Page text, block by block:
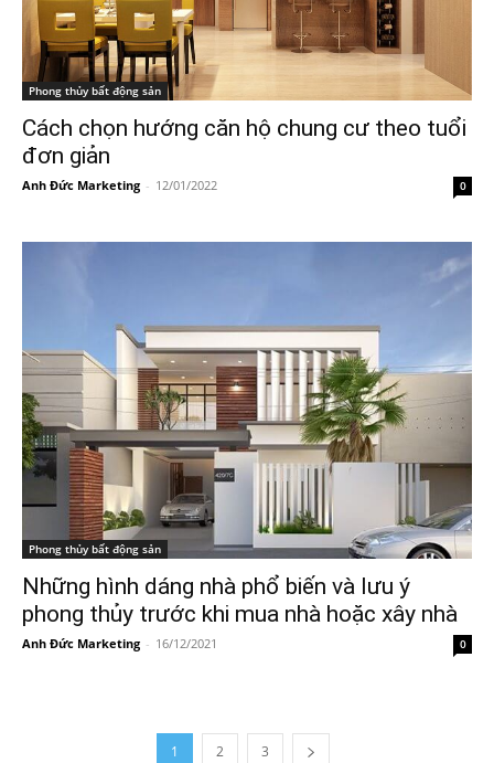
Phong thủy bất động sản
Cách chọn hướng căn hộ chung cư theo tuổi
đơn giản
Anh Đức Marketing - 12/01/2022 0
Phong thủy bất động sản
Những hình dáng nhà phổ biến và lưu ý
phong thủy trước khi mua nhà hoặc xây nhà
Anh Đức Marketing - 16/12/2021 0
1 2 3